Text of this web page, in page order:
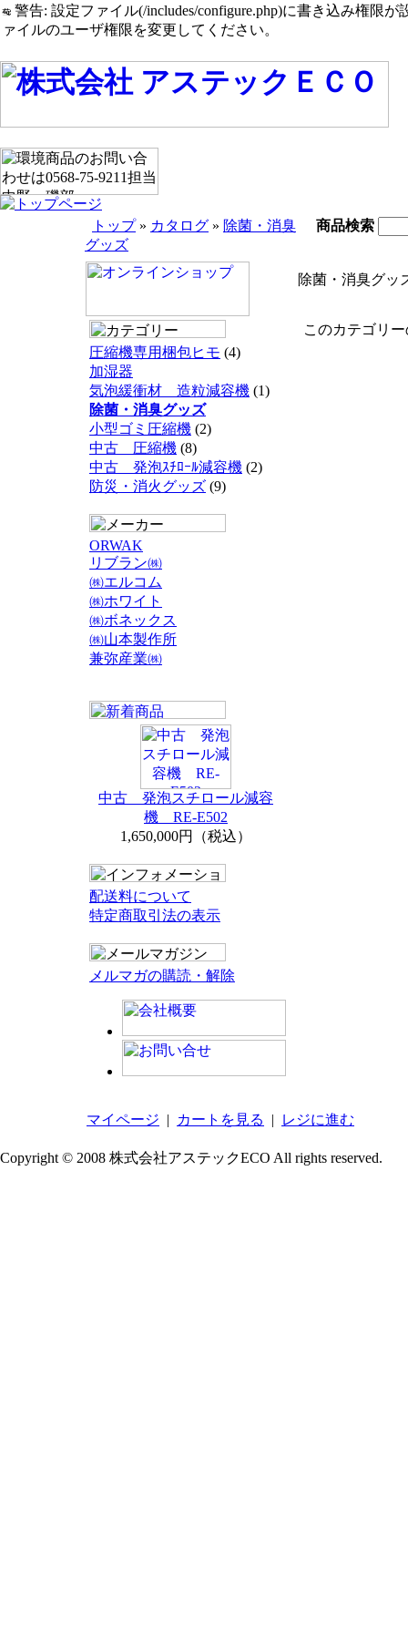
警告: 設定ファイル(/includes/configure.php)に書き込み権限が
ァイルのユーザ権限を変更してください。
トップ» カタログ » 除菌・消臭
グッズ
商品検索
圧縮機専用梱包ヒモ (4)
加湿器
気泡緩衝材 造粒減容機 (1)
除菌・消臭グッズ
小型ゴミ圧縮機 (2)
中古 圧縮機 (8)
中古 発泡ｽﾁﾛｰﾙ減容機 (2)
防災・消火グッズ (9)
ORWAK
リブラン㈱
㈱エルコム
㈱ホワイト
㈱ボネックス
㈱山本製作所
兼弥産業㈱
中古 発泡スチロール減容
機 RE-E502
1,650,000円（税込）
配送料について
特定商取引法の表示
メルマガの購読・解除
除菌・消臭グッ
このカテゴリ
マイページ | カートを見る | レジに進む
Copyright © 2008 株式会社アステックECO All rights reserved.